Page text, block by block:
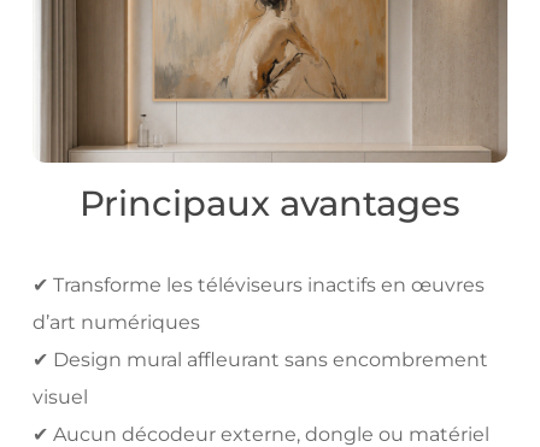
Principaux avantages
✔ Transforme les téléviseurs inactifs en œuvres
d’art numériques
✔ Design mural affleurant sans encombrement
visuel
✔ Aucun décodeur externe, dongle ou matériel